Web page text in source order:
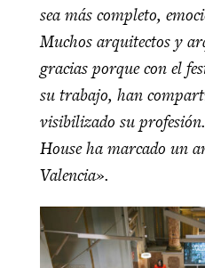
sea más completo,
Muchos arquitectos y
gracias porque con el
su trabajo, han
visibilizado su
House ha marcado un
Valencia».